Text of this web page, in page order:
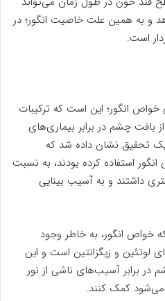
و به همین علت خاصیت انگور؛ در
است.
انگور؛ این است که ترکیبات
بافت چشم در برابر بیماری‌های
تحقیق نشان داده شد که
استفاده کرده بودند، به نسبت
داشتند و به آسیب بینایی
خواص انگور، به خاطر وجود
لوتئین و زیگزانتین است و این
در برابر آسیب‌های ناشی از نور
کمک کنند.